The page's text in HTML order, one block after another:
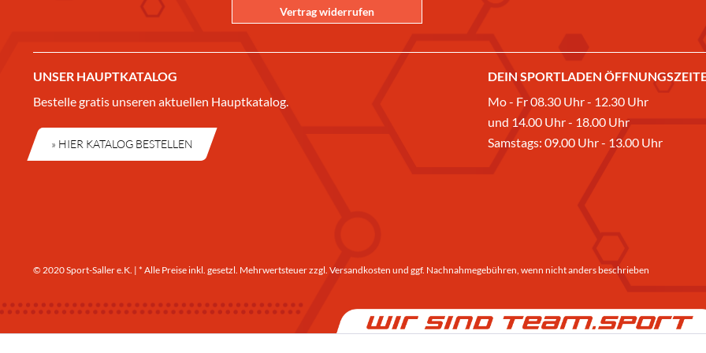
Vertrag widerrufen
UNSER HAUPTKATALOG
Bestelle gratis unseren aktuellen Hauptkatalog.
» HIER KATALOG BESTELLEN
DEIN SPORTLADEN
Mo - Fr 08.30 Uhr - 12.30 Uhr
und 14.00 Uhr - 18.00 Uhr
Samstags: 09.00 Uhr - 13.00 Uhr
© 2020 Sport-Saller e.K. | * Alle Preise inkl. gesetzl. Mehrwertsteuer zzgl. Versandkosten und ggf. Nachnahmegebühren, wenn nicht anders beschrieben